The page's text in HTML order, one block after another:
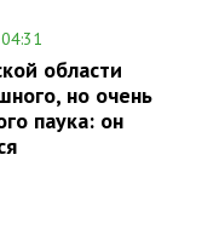
области
но очень
паука: он